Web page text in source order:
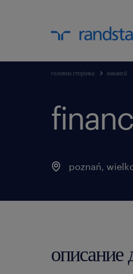
головна сторінка вакансії
poznań,
описание